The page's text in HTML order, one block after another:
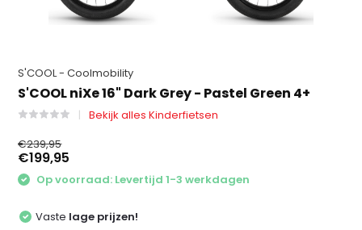
S'COOL - Coolmobility
S'COOL niXe 16" Dark Grey - Pastel Green 4+
Bekijk alles Kinderfietsen
€239,95
€199,95
Op voorraad: Levertijd 1-3 werkdagen
Vaste lage prijzen!